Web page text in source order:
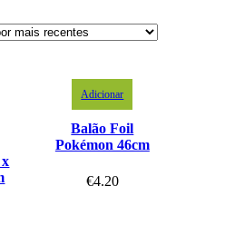
Adicionar
Balão Foil
Pokémon 46cm
€4.20